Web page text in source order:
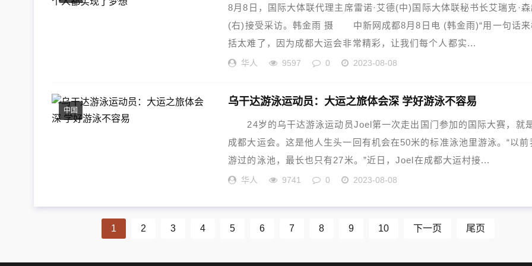
8月8日，国际大体联代理主席雷诺·艾德(中)国际大体联秘书长艾瑞克·森
(右)接受采访。韩金雨 摄 中新网成都8月8日电 (韩金雨)“用一句话来
括太难了，因为成都大运会非常精彩，让我们每个人都实...
华人 9597 0 2023-08-08
中国
乌干达游泳运动员：大运之旅体会深 学好游泳不容易
24岁的乌干达游泳运动员Joel第一次走出国门参加的国际大赛，就
成都大运会。这是他人生头一回有机会在50米的标准泳池里游泳。“以前
游过的泳池，最长也只有27米。”近日，Joel在成都大运村接...
华人 9741 0 2023-08-08
1 2 3 4 5 6 7 8 9 10 下一页 尾页